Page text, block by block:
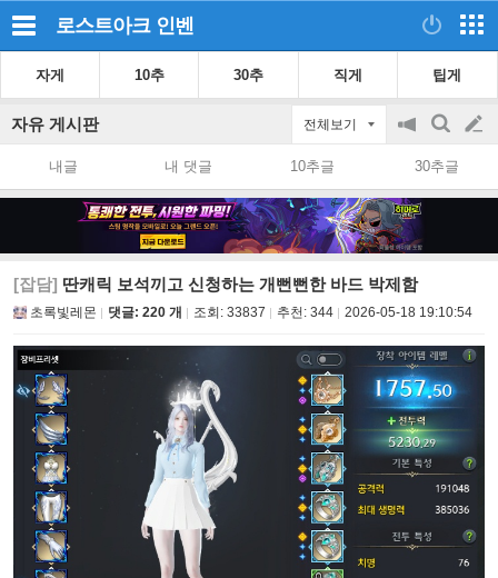
로스트아크 인벤
자게 10추 30추 직게 팁게
자유 게시판 전체보기
공
지
on/off
검
색
글
쓰
내글 내 댓글 10추글 30추글
[잡담] 딴캐릭 보석끼고 신청하는 개뻔뻔한 바드 박제함
초록빛레몬 댓글: 220 개 조회: 33837 추천: 344 2026-05-18 19:10:54